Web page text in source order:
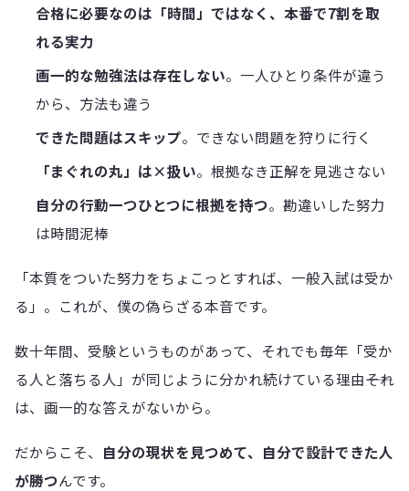
合格に必要なのは「時間」ではなく、本番で7割を取
れる実力
画一的な勉強法は存在しない。一人ひとり条件が違う
から、方法も違う
できた問題はスキップ。できない問題を狩りに行く
「まぐれの丸」は×扱い。根拠なき正解を見逃さない
自分の行動一つひとつに根拠を持つ。勘違いした努力
は時間泥棒
「本質をついた努力をちょこっとすれば、一般入試は受か
る」。これが、僕の偽らざる本音です。
数十年間、受験というものがあって、それでも毎年「受か
る人と落ちる人」が同じように分かれ続けている理由――それ
は、画一的な答えがないから。
だからこそ、 自分の現状を見つめて、自分で設計できた人
が勝つんです。